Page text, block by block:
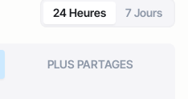
24 Heures 7 Jours
PLUS PARTAGES